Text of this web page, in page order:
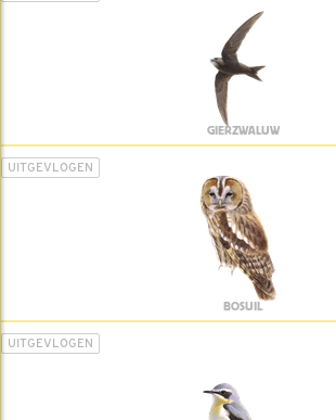
GIERZWALUW
UITGEVLOGEN
BOSUIL
UITGEVLOGEN